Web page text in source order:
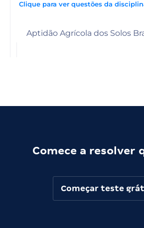
Clique para ver questões da
Aptidão Agrícola dos Solos
Comece a resolver
Começar teste